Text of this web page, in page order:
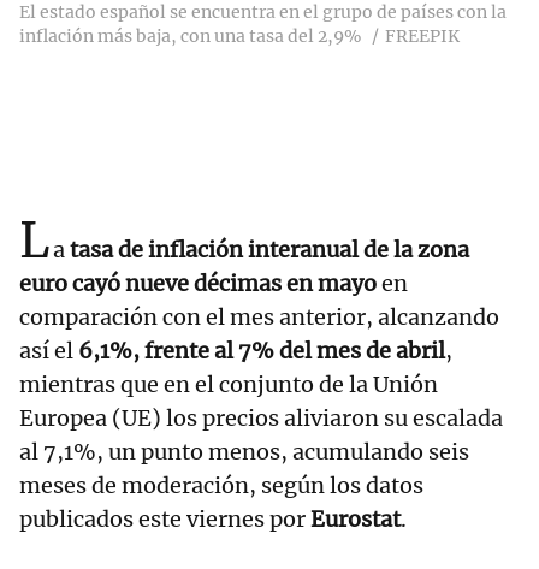
El estado español se encuentra en el grupo de países con la
inflación más baja, con una tasa del 2,9%
FREEPIK
Latasa de inflación interanual de la zona
euro cayó nueve décimas en mayoen
comparación con el mes anterior, alcanzando
así el 6,1%, frente al 7% del mes de abril,
mientras que en el conjunto de la Unión
Europea (UE) los precios aliviaron su escalada
al 7,1%, un punto menos, acumulando seis
meses de moderación, según los datos
publicados este viernes porEurostat.